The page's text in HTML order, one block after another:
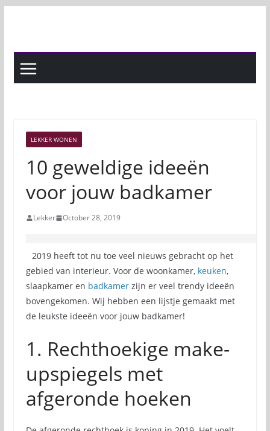
LEKKER WONEN
10 geweldige ideeën
voor jouw badkamer
Lekker October 28, 2019
2019 heeft tot nu toe veel nieuws gebracht op het
gebied van interieur. Voor de woonkamer, keuken,
slaapkamer en badkamerzijn er veel trendy ideeën
bovengekomen. Wij hebben een lijstje gemaakt met
de leukste ideeën voor jouw badkamer!
1. Rechthoekige make-
upspiegels met
afgeronde hoeken